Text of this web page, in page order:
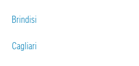
Brindisi
Cagliari